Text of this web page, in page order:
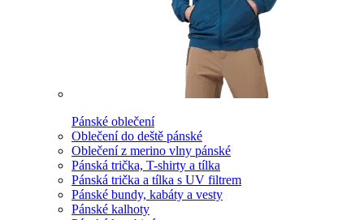
Pánské oblečení
Oblečení do deště pánské
Oblečení z merino vlny pánské
Pánská trička, T-shirty a tílka
Pánská trička a tílka s UV filtrem
Pánské bundy, kabáty a vesty
Pánské kalhoty